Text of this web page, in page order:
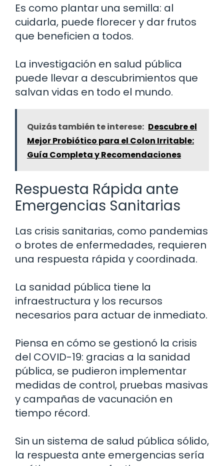
Es como plantar una semilla: al
cuidarla, puede florecer y dar frutos
que beneficien a todos.
La investigación en salud pública
puede llevar a descubrimientos que
salvan vidas en todo el mundo.
Quizás también te interese: Descubre el
Mejor Probiótico para el Colon Irritable:
Guía Completa y Recomendaciones
Respuesta Rápida ante
Emergencias Sanitarias
Las crisis sanitarias, como pandemias
o brotes de enfermedades, requieren
una respuesta rápida y coordinada.
La sanidad pública tiene la
infraestructura y los recursos
necesarios para actuar de inmediato.
Piensa en cómo se gestionó la crisis
del COVID-19: gracias a la sanidad
pública, se pudieron implementar
medidas de control, pruebas masivas
y campañas de vacunación en
tiempo récord.
Sin un sistema de salud pública sólido,
la respuesta ante emergencias sería